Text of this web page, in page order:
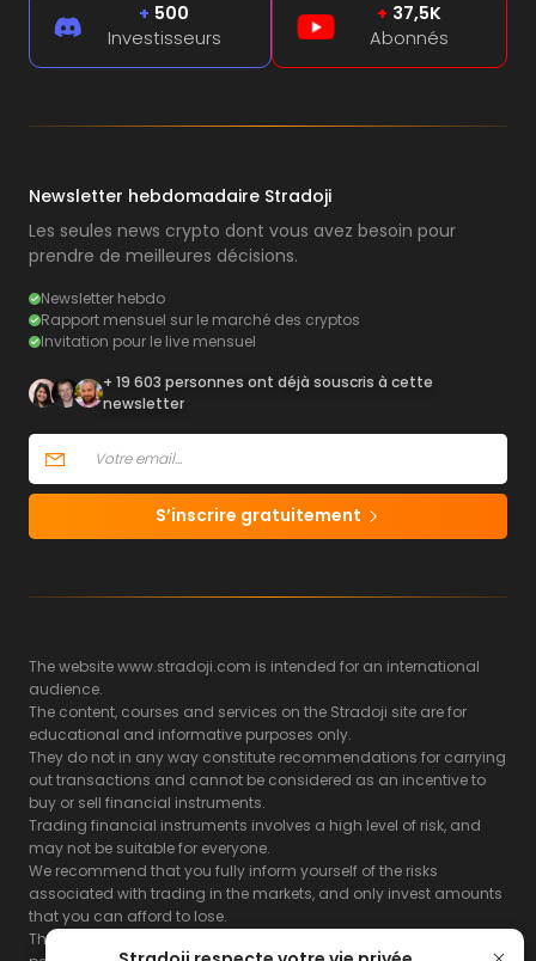
+ 500
Investisseurs
+ 37,5K
Abonnés
Newsletter hebdomadaire Stradoji
Les seules news crypto dont vous avez besoin pour
prendre de meilleures décisions.
Newsletter hebdo
Rapport mensuel sur le marché des cryptos
Invitation pour le live mensuel
+ 19 603 personnes ont déjà souscris à cette
newsletter
S’inscrire gratuitement
The website www.stradoji.com is intended for an international
audience.
The content, courses and services on the Stradoji site are for
educational and informative purposes only.
They do not in any way constitute recommendations for carrying
out transactions and cannot be considered as an incentive to
buy or sell financial instruments.
Trading financial instruments involves a high level of risk, and
may not be suitable for everyone.
We recommend that you fully inform yourself of the risks
associated with trading in the markets, and only invest amounts
that you can afford to lose.
The Stradoji site does not guarantee the results or the